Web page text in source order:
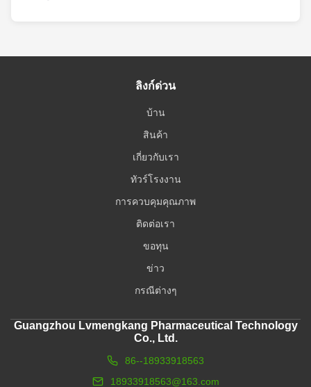
ลิงก์ด่วน
บ้าน
สินค้า
เกี่ยวกับเรา
ทัวร์โรงงาน
การควบคุมคุณภาพ
ติดต่อเรา
ขอทุน
ข่าว
กรณีต่างๆ
Guangzhou Lvmengkang Pharmaceutical Technology
Co., Ltd.
86--18933918563
18933918563@163.com